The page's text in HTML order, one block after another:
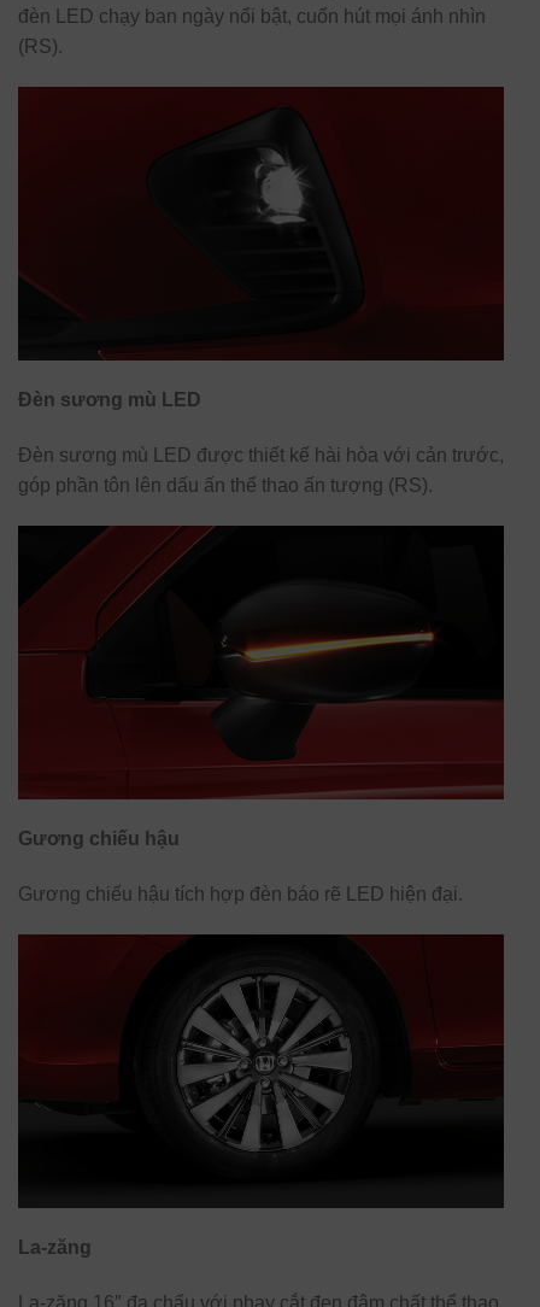
đèn LED chạy ban ngày nổi bật, cuốn hút mọi ánh nhìn
(RS).
Đèn sương mù LED
Đèn sương mù LED được thiết kế hài hòa với cản trước,
góp phần tôn lên dấu ấn thể thao ấn tượng (RS).
Gương chiếu hậu
Gương chiếu hậu tích hợp đèn báo rẽ LED hiện đại.
La-zăng